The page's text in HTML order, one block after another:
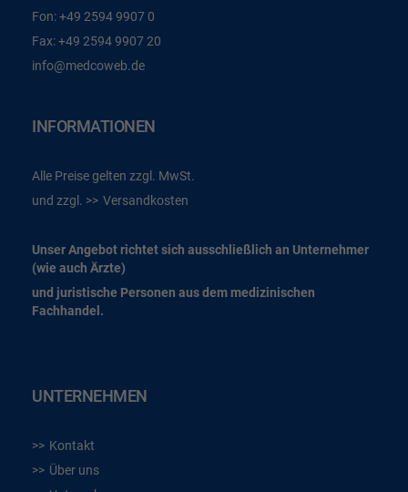
Fon:+49 2594 9907 0
Fax:+49 2594 9907 20
info@medcoweb.de
INFORMATIONEN
Alle Preise gelten zzgl. MwSt.
und zzgl.
Versandkosten
Unser Angebot richtet sich ausschließlich an Unternehmer
(wie auch Ärzte)
und juristische Personen aus dem medizinischen
Fachhandel.
UNTERNEHMEN
Kontakt
Über uns